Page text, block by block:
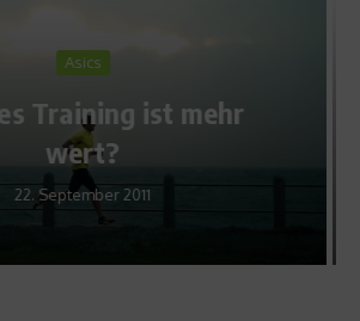
Richtig trainieren
Training für den Ironman:
Laufend besser werden
27. Oktober 2014